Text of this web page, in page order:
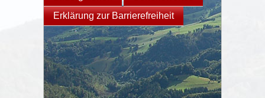
Erklärung zur Barrierefreiheit